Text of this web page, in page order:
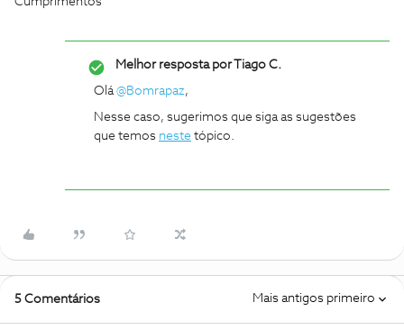
Melhor resposta porTiago C.
Olá@Bomrapaz,
Nesse caso, sugerimos que siga as sugestões
que temos neste tópico.
5 Comentários Mais antigos primeiro